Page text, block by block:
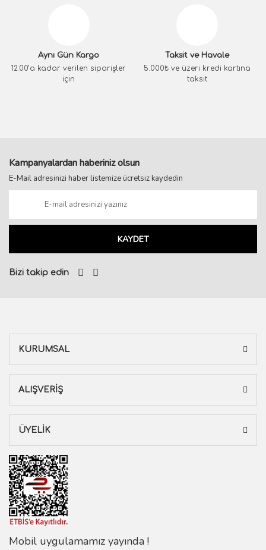
Aynı Gün Kargo
12:00’a kadar verilen siparişler
için
Taksit ve Havale
5.000₺ ve üzeri kredi kartına
taksit
Kampanyalardan haberiniz olsun
E-Mail adresinizi haber listemize ücretsiz kaydedin
KAYDET
Bizi takip edin
KURUMSAL
ALIŞVERİŞ
ÜYELİK
Mobil uygulamamız yayında !